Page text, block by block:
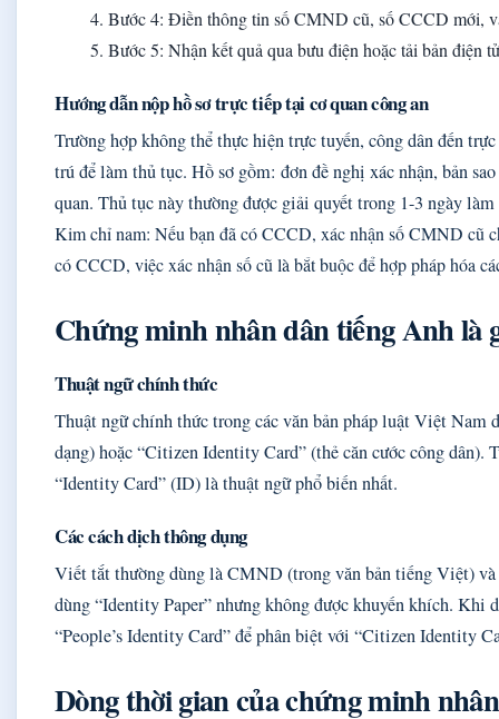
Bước 4: Điền thông tin số CMND cũ, số CCCD mới,
Bước 5: Nhận kết quả qua bưu điện hoặc tải bản điện tử
Hướng dẫn nộp hồ sơ trực tiếp tại cơ quan công an
Trường hợp không thể thực hiện trực tuyến, công dân đến
trú để làm thủ tục. Hồ sơ gồm: đơn đề nghị xác nhận, bản
quan. Thủ tục này thường được giải quyết trong 1-3 ngày
Kim chỉ nam: Nếu bạn đã có CCCD, xác nhận số CMND cũ
có CCCD, việc xác nhận số cũ là bắt buộc để hợp pháp hóa
Chứng minh nhân dân tiếng Anh là
Thuật ngữ chính thức
Thuật ngữ chính thức trong các văn bản pháp luật Việt
dạng) hoặc “Citizen Identity Card” (thẻ căn cước công dân).
“Identity Card” (ID) là thuật ngữ phổ biến nhất.
Các cách dịch thông dụng
Viết tắt thường dùng là CMND (trong văn bản tiếng Việt)
dùng “Identity Paper” nhưng không được khuyến khích. Khi
“People’s Identity Card” để phân biệt với “Citizen Identity
Dòng thời gian của chứng minh